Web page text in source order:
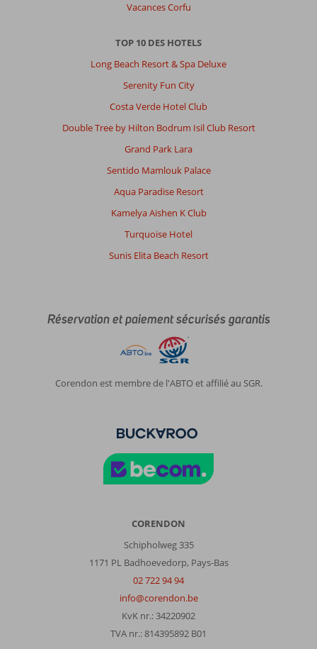
Vacances Corfu
TOP 10 DES HOTELS
Long Beach Resort & Spa Deluxe
Serenity Fun City
Costa Verde Hotel Club
Double Tree by Hilton Bodrum Isil Club Resort
Grand Park Lara
Sentido Mamlouk Palace
Aqua Paradise Resort
Kamelya Aishen K Club
Turquoise Hotel
Sunis Elita Beach Resort
Réservation et paiement sécurisés garantis
Corendon est membre de l'ABTO et affilié au SGR.
CORENDON
Schipholweg 335
1171 PL Badhoevedorp, Pays-Bas
02 722 94 94
info@corendon.be
KvK nr.: 34220902
TVA nr.: 814395892 B01